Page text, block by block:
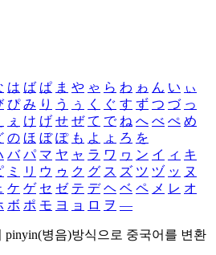
は ば ぱ ま や ゃ ら わ ゎ ん い ぃ
ぴ み り う ぅ く ぐ す ず つ づ っ
ぇ け げ せ ぜ て で ね へ べ ぺ め
の ほ ぼ ぽ も よ ょ ろ を
バ パ マ ヤ ャ ラ ワ ヮ ン イ ィ キ
ミ リ ウ ゥ ク グ ス ズ ツ ヅ ッ ヌ
ケ ゲ セ ゼ テ デ ヘ ベ ペ メ レ オ
ボ ポ モ ヨ ョ ロ ヲ ―
pinyin(병음)방식으로 중국어를 변환